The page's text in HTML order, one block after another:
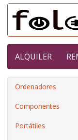
ALQUILER
Ordenadores
Componentes
Portátiles